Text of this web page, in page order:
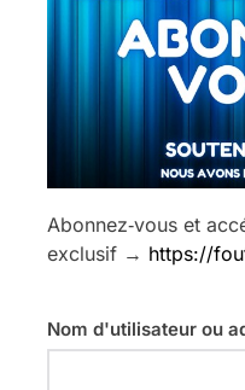
Abonnez‑vous et
exclusif → https://
Nom d'utilisateur ou